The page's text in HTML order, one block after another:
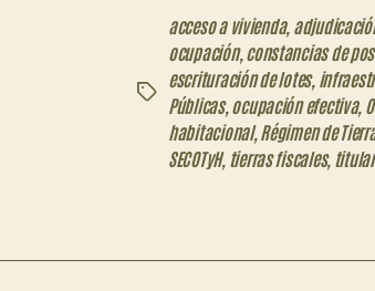
Etiquetas
acceso a vivienda,
ocupación, constancias de
escrituración de lotes,
Públicas, ocupación efectiva,
habitacional, Régimen de
SECOTyH, tierras fiscales,